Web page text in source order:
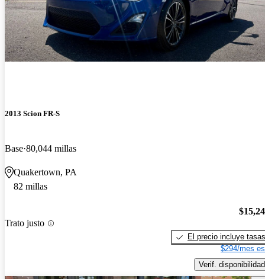
2013 Scion FR-S
Base 80,044 millas
Quakertown, PA
82 millas
Trato justo
El precio incluye tasas
$294/mes
Verif. disponibilidad